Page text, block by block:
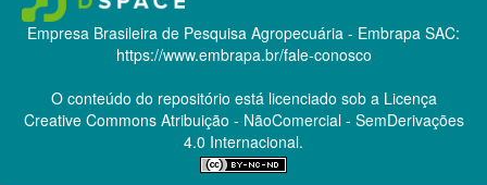
Empresa Brasileira de Pesquisa Agropecuária - Embrapa SAC:
https://www.embrapa.br/fale-conosco
O conteúdo do repositório está licenciado sob a Licença
Creative CommonsAtribuição - NãoComercial - SemDerivações
4.0 Internacional.